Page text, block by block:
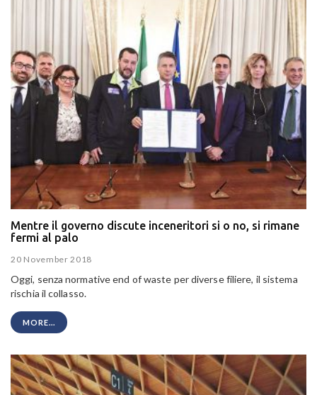
Mentre il governo discute inceneritori si o no, si rimane
fermi al palo
20 November 2018
Oggi, senza normative end of waste per diverse filiere, il sistema
rischia il collasso.
MORE...